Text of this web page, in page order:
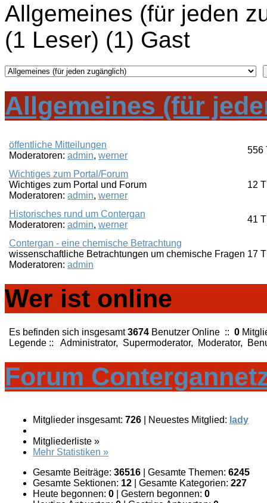
Allgemeines (für jeden
(1 Leser) (1) Gast
Allgemeines (für
öffentliche Mitteilungen
Moderatoren: admin, werner
556
Wichtiges zum Portal/Forum
Wichtiges zum Portal und Forum
Moderatoren: admin, werner
12
Historisches rund um Contergan
Moderatoren: admin, werner
41
Contergan - eine chemische Betrachtung
wissenschaftliche Betrachtungen um chemische Fragen
Moderatoren: admin
17
Wer ist online
Es befinden sich insgesamt3674 Benutzer Online :: 0
Legende ::
Administrator, Supermoderator, Moderator,
Forum
Mitglieder insgesamt: 726 Neuestes Mitglied: lady
Mitgliederliste »
Mehr Statistiken »
Gesamte Beiträge: 36516 Gesamte Themen: 6245
Gesamte Sektionen: 12 Gesamte Kategorien: 227
Heute begonnen: 0 Gestern begonnen: 0